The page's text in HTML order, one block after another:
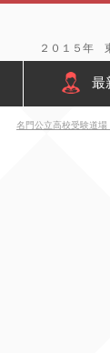
２０１５年
最
名門公立高校受験道